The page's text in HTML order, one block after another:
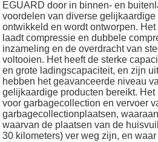
EGUARD door in binnen- en
voordelen van diverse gelijkaardige
ontwikkeld en wordt ontworpen.
laadt compressie en dubbele
inzameling en de overdracht van
voltooien. Het heeft de sterke
en grote ladingscapaciteit, en zijn
hebben het geavanceerde niveau
gelijkaardige producten bereikt.
voor garbagecollection en vervoer
garbagecollectionplaatsen,
waarvan de plaatsen van de
30 kilometers) ver weg zijn, en